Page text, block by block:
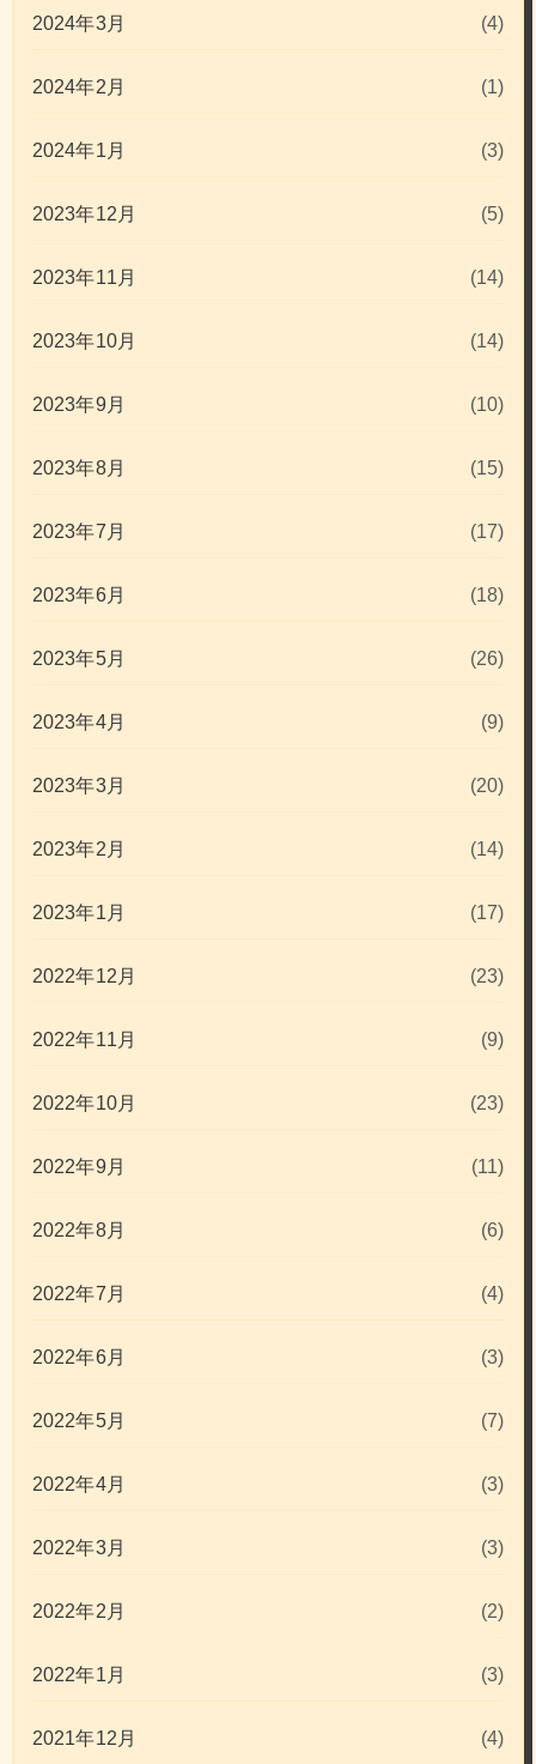
2024年3月 (4)
2024年2月 (1)
2024年1月 (3)
2023年12月 (5)
2023年11月 (14)
2023年10月 (14)
2023年9月 (10)
2023年8月 (15)
2023年7月 (17)
2023年6月 (18)
2023年5月 (26)
2023年4月 (9)
2023年3月 (20)
2023年2月 (14)
2023年1月 (17)
2022年12月 (23)
2022年11月 (9)
2022年10月 (23)
2022年9月 (11)
2022年8月 (6)
2022年7月 (4)
2022年6月 (3)
2022年5月 (7)
2022年4月 (3)
2022年3月 (3)
2022年2月 (2)
2022年1月 (3)
2021年12月 (4)